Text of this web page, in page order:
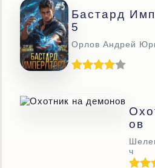
Бастард
5
Орлов Андрей
Ов
ч